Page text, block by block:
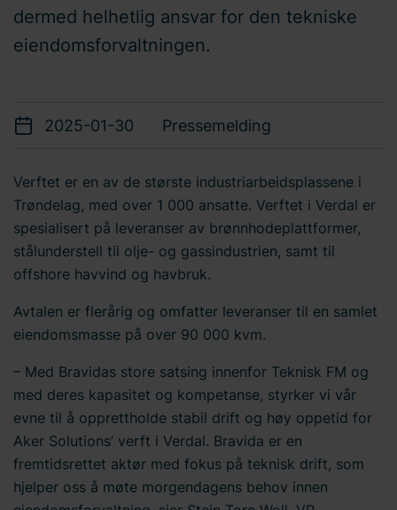
dermed helhetlig ansvar for den tekniske
eiendomsforvaltningen.
2025-01-30 Pressemelding
Verftet er en av de største industriarbeidsplassene i
Trøndelag, med over 1 000 ansatte. Verftet i Verdal er
spesialisert på leveranser av brønnhodeplattformer,
stålunderstell til olje- og gassindustrien, samt til
offshore havvind og havbruk.
Avtalen er flerårig og omfatter leveranser til en samlet
eiendomsmasse på over 90 000 kvm.
– Med Bravidas store satsing innenfor Teknisk FM og
med deres kapasitet og kompetanse, styrker vi vår
evne til å opprettholde stabil drift og høy oppetid for
Aker Solutions’ verft i Verdal. Bravida er en
fremtidsrettet aktør med fokus på teknisk drift, som
hjelper oss å møte morgendagens behov innen